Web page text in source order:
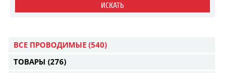
ИСКАТЬ
ВСЕ ПРОВОДИМЫЕ (540)
ТОВАРЫ (276)